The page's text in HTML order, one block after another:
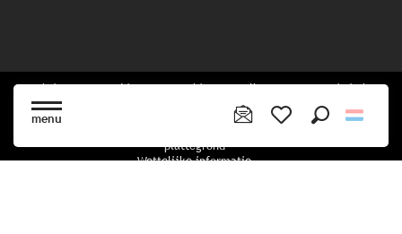
menu
Website gecreëerd in samenwerking met alle Bretonse toeristische
plattegrond
Wettelijke informatie